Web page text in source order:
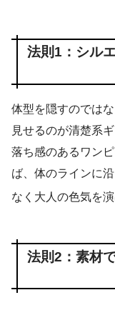
法則1：シル
体型を隠すのでは
見せるのが清楚系
落ち感のあるワン
ば、体のラインに
なく大人の色気を
法則2：素材